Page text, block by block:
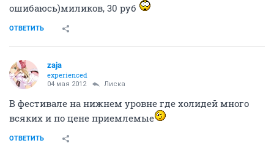
ошибаюсь)миликов, 30 руб
ОТВЕТИТЬ
zaja
experienced
04 мая 2012 Лиска
В фестивале на нижнем уровне где холидей много
всяких и по цене приемлемые
ОТВЕТИТЬ